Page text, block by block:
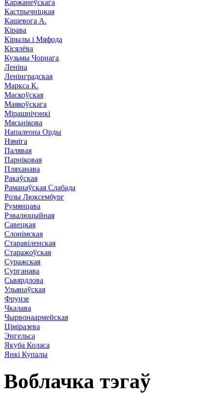
Каржанеўскага
Кастрычніцкая
Кашевога А.
Кірава
Кірылы і Мяфода
Кісялёва
Кузьмы Чорнага
Леніна
Ленінградская
Маркса К.
Маскоўская
Маякоўскага
Мірашнічэнкі
Мясьнікова
Напалеона Орды
Няміга
Палявая
Парніковая
Пляханава
Ракаўская
Раманаўская Слабада
Розы Люксембург
Румянцава
Рэвалюцыйная
Савецкая
Слонімская
Старавіленская
Старажоўская
Суражская
Сурганава
Сьвярдлова
Ульянаўская
Фрунзе
Чкалава
Чырвонаармейская
Ціміразева
Энгельса
Якуба Коласа
Янкі Купалы
Воблачка тэгаў